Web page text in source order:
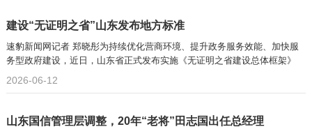
建设“无证明之省”山东发布地方标准
速豹新闻网记者 郑晓彤为持续优化营商环境、提升政务服务效能、加快服
务型政府建设，近日，山东省正式发布实施《无证明之省建设总体框架》
2026-06-12
山东国信管理层调整，20年“老将”田志国出任总经理